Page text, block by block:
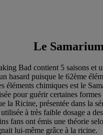
Le Samarium
Bad contient 5 saisons et
hasard puisque le 62ème
éléments chimiques est le
pour guérir certaines
la Ricine, présentée dans la
à très faible dosage a
fans ont émis une théorie
lui-même grâce à la ricine.